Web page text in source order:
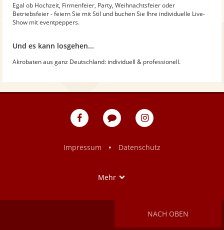
Egal ob Hochzeit, Firmenfeier, Party, Weihnachtsfeier oder
Betriebsfeier - feiern Sie mit Stil und buchen Sie Ihre individuelle Live-
Show mit eventpeppers.
Und es kann losgehen...
Akrobaten aus ganz Deutschland: individuell & professionell.
eventpeppers
Blog
eventpeppers
Impressum
• Datenschutz
Mehr
NACH OBEN